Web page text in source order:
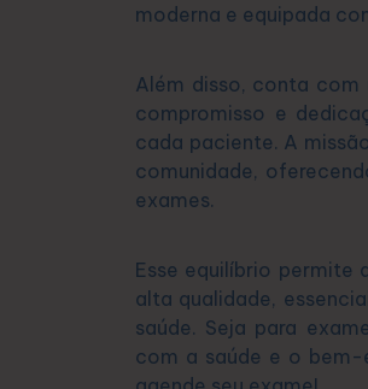
moderna e equipada
Além disso, conta com
compromisso e
cada paciente. A
comunidade,
exames.
Esse equilíbrio permite
alta qualidade,
saúde. Seja para
com a saúde e o